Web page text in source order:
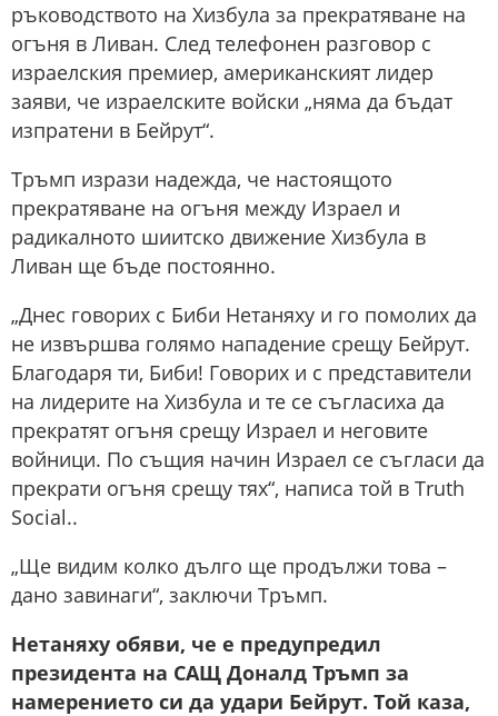
ръководството на Хизбула за прекратяване на
огъня в Ливан. След телефонен разговор с
израелския премиер, американският лидер
заяви, че израелските войски „няма да бъдат
изпратени в Бейрут“.
Тръмп изрази надежда, че настоящото
прекратяване на огъня между Израел и
радикалното шиитско движение Хизбула в
Ливан ще бъде постоянно.
„Днес говорих с Биби Нетаняху и го помолих да
не извършва голямо нападение срещу Бейрут.
Благодаря ти, Биби! Говорих и с представители
на лидерите на Хизбула и те се съгласиха да
прекратят огъня срещу Израел и неговите
войници. По същия начин Израел се съгласи да
прекрати огъня срещу тях“, написа той в Truth
Social..
„Ще видим колко дълго ще продължи това –
дано завинаги“, заключи Тръмп.
Нетаняху обяви, че е предупредил
президента на САЩ Доналд Тръмп за
намерението си да удари Бейрут. Той каза,